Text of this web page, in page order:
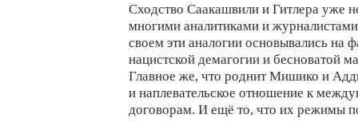
Сходство Саакашвили и Гитлера уже
многими аналитиками и
своем эти аналогии основывались на
нацистской демагогии и бесноватой
Главное же, что роднит Мишико и
и наплевательское отношение к
договорам. И ещё то, что их режимы